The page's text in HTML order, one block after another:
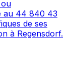
au 44 840 43
de ses
à Regensdorf.